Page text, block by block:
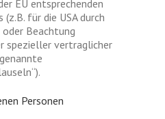
EU entsprechenden
für die USA durch
oder Beachtung
spezieller vertraglicher
Personen